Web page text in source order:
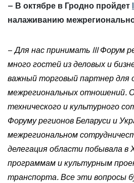
– В октябре в Гродно пройдет
налаживанию
– Для нас принимать III Форум
много гостей из деловых и
важный торговый партнер для
межрегиональных отношений.
технического и культурного
Форуму регионов Беларуси и
межрегиональном
делегация области побывала в
программам и культурным
транспорта. Все эти вопросы